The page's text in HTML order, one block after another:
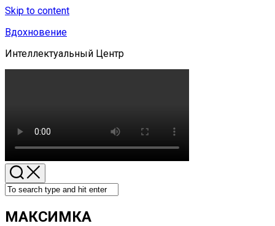
Skip to content
Вдохновение
Интеллектуальный Центр
МАКСИМКА